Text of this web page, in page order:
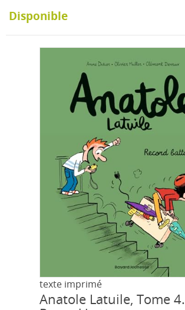
Disponible
texte imprimé
Anatole Latuile, Tome 4.